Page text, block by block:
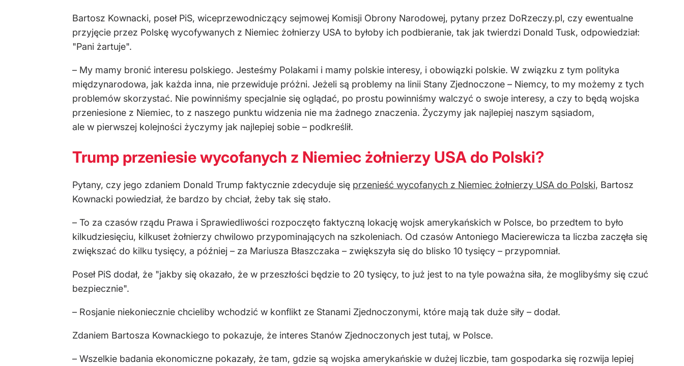
Bartosz Kownacki, poseł PiS, wiceprzewodniczący sejmowej Komisji Obrony Narodowej, pytany przez DoRzeczy.pl, czy ewentualne
przyjęcie przez Polskę wycofywanych z Niemiec żołnierzy USA to byłoby ich podbieranie, tak jak twierdzi Donald Tusk, odpowiedział:
"Pani żartuje".
– My mamy bronić interesu polskiego. Jesteśmy Polakami i mamy polskie interesy, i obowiązki polskie. W związku z tym polityka
międzynarodowa, jak każda inna, nie przewiduje próżni. Jeżeli są problemy na linii Stany Zjednoczone – Niemcy, to my możemy z tych
problemów skorzystać. Nie powinniśmy specjalnie się oglądać, po prostu powinniśmy walczyć o swoje interesy, a czy to będą wojska
przeniesione z Niemiec, to z naszego punktu widzenia nie ma żadnego znaczenia. Życzymy jak najlepiej naszym sąsiadom,
ale w pierwszej kolejności życzymy jak najlepiej sobie – podkreślił.
Trump przeniesie wycofanych z Niemiec żołnierzy USA do Polski?
Pytany, czy jego zdaniem Donald Trump faktycznie zdecyduje się przenieść wycofanych z Niemiec żołnierzy USA do Polski, Bartosz
Kownacki powiedział, że bardzo by chciał, żeby tak się stało.
– To za czasów rządu Prawa i Sprawiedliwości rozpoczęto faktyczną lokację wojsk amerykańskich w Polsce, bo przedtem to było
kilkudziesięciu, kilkuset żołnierzy chwilowo przypominających na szkoleniach. Od czasów Antoniego Macierewicza ta liczba zaczęła się
zwiększać do kilku tysięcy, a później – za Mariusza Błaszczaka – zwiększyła się do blisko 10 tysięcy – przypomniał.
Poseł PiS dodał, że "jakby się okazało, że w przeszłości będzie to 20 tysięcy, to już jest to na tyle poważna siła, że moglibyśmy się czuć
bezpiecznie".
– Rosjanie niekoniecznie chcieliby wchodzić w konflikt ze Stanami Zjednoczonymi, które mają tak duże siły – dodał.
Zdaniem Bartosza Kownackiego to pokazuje, że interes Stanów Zjednoczonych jest tutaj, w Polsce.
– Wszelkie badania ekonomiczne pokazały, że tam, gdzie są wojska amerykańskie w dużej liczbie, tam gospodarka się rozwija lepiej